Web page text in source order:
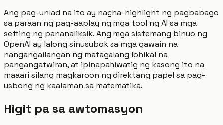
Ang pag-unlad na ito ay nagha-highlight ng pagbabago
sa paraan ng pag-aaplay ng mga tool ng AI sa mga
setting ng pananaliksik. Ang mga sistemang binuo ng
OpenAI ay lalong sinusubok sa mga gawain na
nangangailangan ng matagalang lohikal na
pangangatwiran, at ipinapahiwatig ng kasong ito na
maaari silang magkaroon ng direktang papel sa pag-
usbong ng kaalaman sa matematika.
Higit pa sa awtomasyon